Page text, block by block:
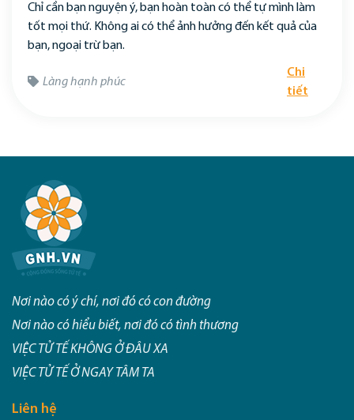
Chỉ cần bạn nguyện ý, bạn hoàn toàn có thể tự mình làm
tốt mọi thứ. Không ai có thể ảnh hưởng đến kết quả của
bạn, ngoại trừ bạn.
Làng hạnh phúc
Chi
tiết
Nơi nào có ý chí, nơi đó có con đường
Nơi nào có hiểu biết, nơi đó có tình thương
VIỆC TỬ TẾ KHÔNG Ở ĐÂU XA
VIỆC TỬ TẾ Ở NGAY TÂM TA
Liên hệ